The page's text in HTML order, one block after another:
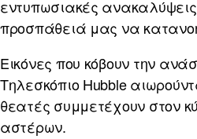
εντυπωσιακές
προσπάθειά μας να
Εικόνες που κόβουν την
Τηλεσκόπιο Hubble
θεατές συμμετέχουν στον
αστέρων.